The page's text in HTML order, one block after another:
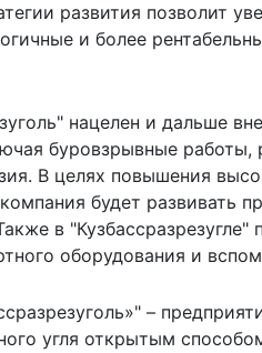
развития позволит
и более
нацелен и дальше
буровзрывные работы,
В целях повышения
будет развивать
в
оборудования и
–
угля открытым